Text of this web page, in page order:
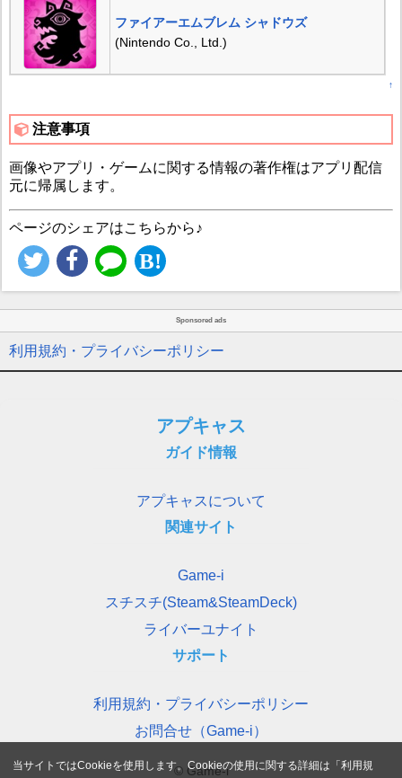
ファイアーエムブレム シャドウズ
(Nintendo Co., Ltd.)
↑
注意事項
画像やアプリ・ゲームに関する情報の著作権はアプリ配信
元に帰属します。
ページのシェアはこちらから♪
Sponsored ads
利用規約・プライバシーポリシー
アプキャス
ガイド情報
アプキャスについて
関連サイト
Game-i
スチスチ(Steam&SteamDeck)
ライバーユナイト
サポート
利用規約・プライバシーポリシー
お問合せ（Game-i）
© Game-i
当サイトではCookieを使用します。Cookieの使用に関する詳細は「利用規